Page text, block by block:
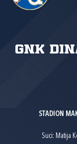
GNK
STADION
Suci: Matija